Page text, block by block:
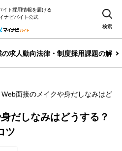
イト採用情報を届ける
ナビバイト公式
検索
の求人動向法律・制度採用課題の解決
Web面接のメイクや身だしなみはど
だしなみはどうする？
ツ